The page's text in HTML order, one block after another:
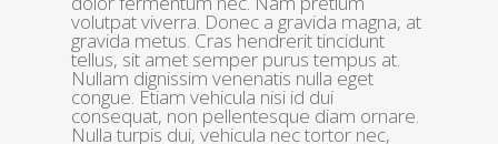
volutpat viverra. Donec a gravida magna, at
gravida metus. Cras hendrerit tincidunt
tellus, sit amet semper purus tempus at.
Nullam dignissim venenatis nulla eget
congue. Etiam vehicula nisi id dui
consequat, non pellentesque diam ornare.
Nulla turpis dui, vehicula nec tortor nec,